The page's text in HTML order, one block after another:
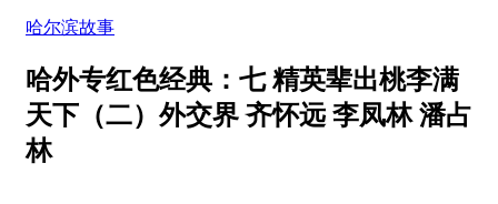
哈尔滨故事
哈外专红色经典：七 精英辈出桃李满
天下（二）外交界 齐怀远 李凤林 潘占
林